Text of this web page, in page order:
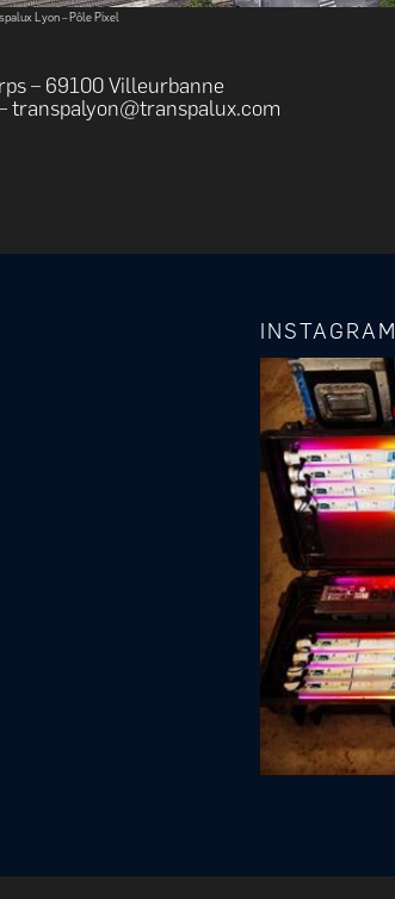
Lyon – Pôle Pixel
– 69100 Villeurbanne
transpalyon@transpalux.com
INSTAGRAM